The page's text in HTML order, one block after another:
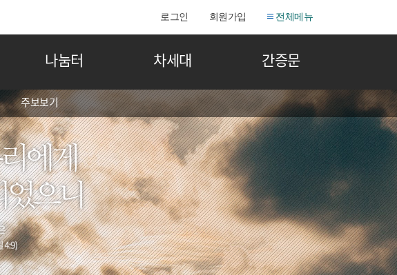
로그인 회원가입 전체메뉴
주보보기
나눔터 차세대 간증문